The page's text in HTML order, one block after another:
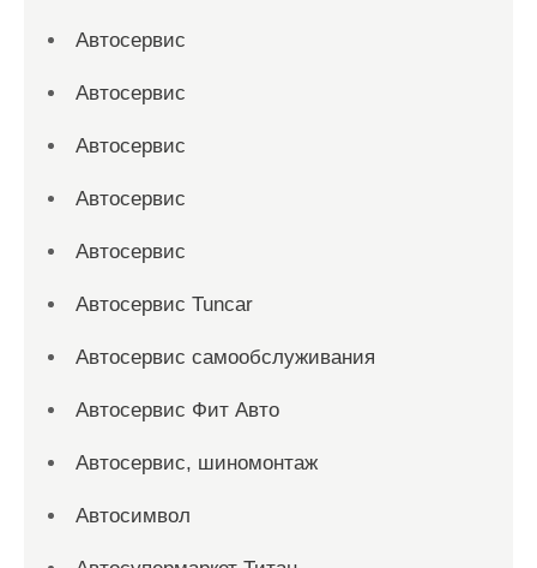
Автосервис
Автосервис
Автосервис
Автосервис
Автосервис
Автосервис Tuncar
Автосервис самообслуживания
Автосервис Фит Авто
Автосервис, шиномонтаж
Автосимвол